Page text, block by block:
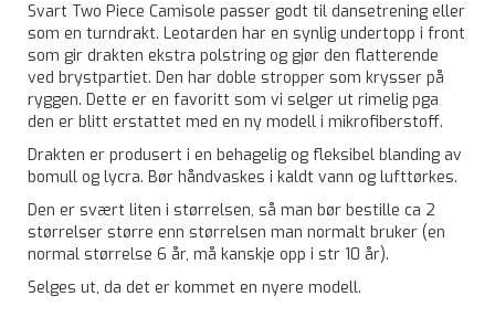
Svart Two Piece Camisole passer godt til dansetrening eller
som en turndrakt. Leotarden har en synlig undertopp i front
som gir drakten ekstra polstring og gjør den flatterende
ved brystpartiet. Den har doble stropper som krysser på
ryggen. Dette er en favoritt som vi selger ut rimelig pga
den er blitt erstattet med en ny modell i mikrofiberstoff.
Drakten er produsert i en behagelig og fleksibel blanding av
bomull og lycra. Bør håndvaskes i kaldt vann og lufttørkes.
Den er svært liten i størrelsen, så man bør bestille ca 2
størrelser større enn størrelsen man normalt bruker (en
normal størrelse 6 år, må kanskje opp i str 10 år).
Selges ut, da det er kommet en nyere modell.